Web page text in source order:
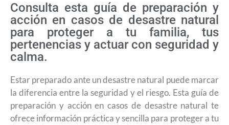
Consulta esta guía de preparación y
acción en casos de desastre natural
para proteger a tu familia, tus
pertenencias y actuar con seguridad y
calma.
Estar preparado ante un desastre natural puede marcar
la diferencia entre la seguridad y el riesgo. Esta guía de
preparación y acción en casos de desastre natural te
ofrece información práctica y sencilla para proteger a tu